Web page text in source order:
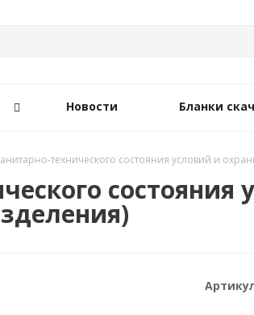
Новости Бланки
технического состояния условий и